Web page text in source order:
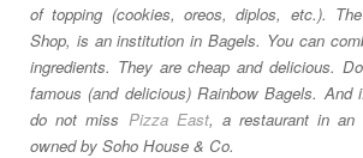
of topping (cookies, oreos, diplos, etc.).
Shop, is an institution in Bagels. You can
ingredients. They are cheap and delicious.
famous (and delicious) Rainbow Bagels. And
do not miss Pizza East, a restaurant in an
owned by Soho House & Co.